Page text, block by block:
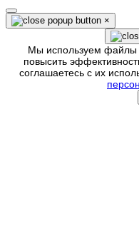
×
Мы используем файлы
повысить
соглашаетесь с их